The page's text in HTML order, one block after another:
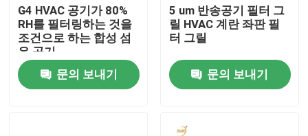
공장 여행
품질 관리
G4 HVAC 공기가 80%
RH를 필터링하는 것을
조건으로 하는 합성 섬
유 공기
문의 보내기
5 um 반송공기 필터 그
릴 HVAC 계란 좌판 필
터 그릴
문의 보내기